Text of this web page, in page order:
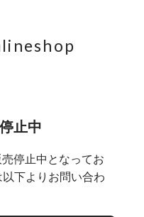
止中
停止中となってお
下よりお問い合わ